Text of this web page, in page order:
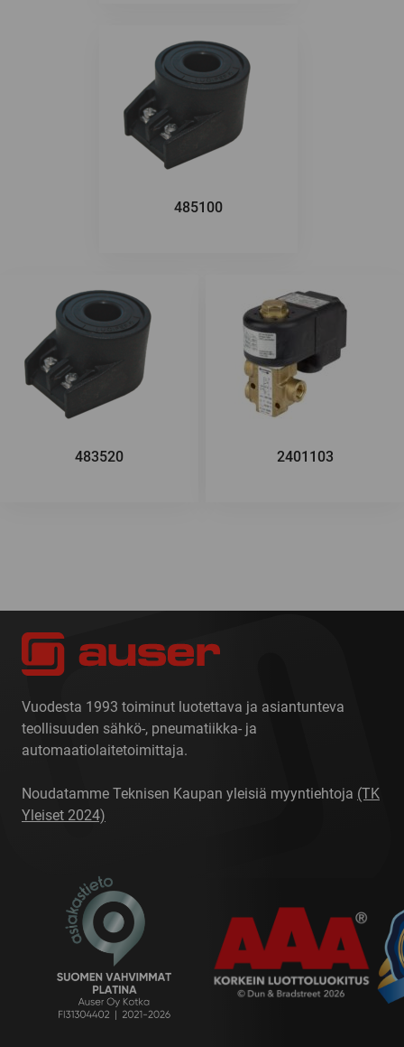
485100
483520 2401103
Vuodesta 1993 toiminut luotettava ja asiantunteva
teollisuuden sähkö-, pneumatiikka- ja
automaatiolaitetoimittaja.
Noudatamme Teknisen Kaupan yleisiä myyntiehtoja (TK
Yleiset 2024)